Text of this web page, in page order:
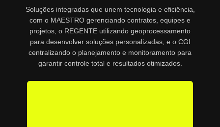
Soluções integradas que unem tecnologia e eficiência,
com o MAESTRO gerenciando contratos, equipes e
projetos, o REGENTE utilizando geoprocessamento
para desenvolver soluções personalizadas, e o CGI
centralizando o planejamento e monitoramento para
garantir controle total e resultados otimizados.